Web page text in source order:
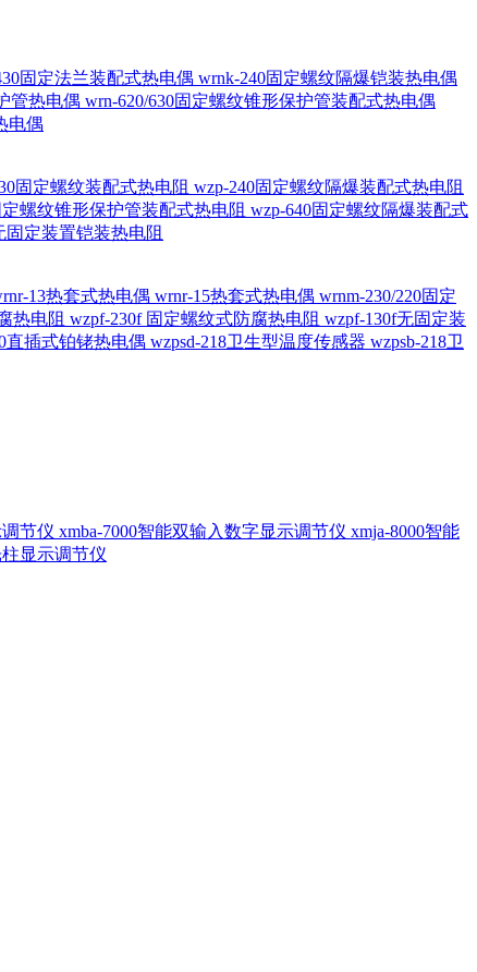
固定法兰装配式热电偶 wrnk-240固定螺纹隔爆铠装热电偶
管热电偶 wrn-620/630固定螺纹锥形保护管装配式热电偶
电偶
固定螺纹装配式热电阻 wzp-240固定螺纹隔爆装配式热电阻
定螺纹锥形保护管装配式热电阻 wzp-640固定螺纹隔爆装配式
固定装置铠装热电阻
13热套式热电偶 wrnr-15热套式热电偶 wrnm-230/220固定
热电阻 wzpf-230f 固定螺纹式防腐热电阻 wzpf-130f无固定装
直插式铂铑热电偶 wzpsd-218卫生型温度传感器 wzpsb-218卫
节仪 xmba-7000智能双输入数字显示调节仪 xmja-8000智能
柱显示调节仪